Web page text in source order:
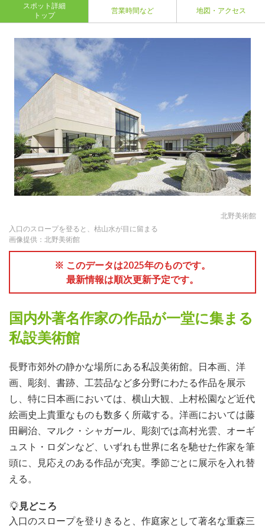
スポット詳細
トップ
営業時間など 地図・アクセス
北野美術館
入口のスロープを登ると、枯山水が目に留まる
画像提供：北野美術館
※ このデータは2025年のものです。
最新情報は順次更新予定です。
国内外著名作家の作品が一堂に集まる
私設美術館
長野市郊外の静かな場所にある私設美術館。日本画、洋
画、彫刻、書跡、工芸品など多分野にわたる作品を展示
し、特に日本画においては、横山大観、上村松園など近代
絵画史上貴重なものも数多く所蔵する。洋画においては藤
田嗣治、マルク・シャガール、彫刻では高村光雲、オーギ
ュスト・ロダンなど、いずれも世界に名を馳せた作家を筆
頭に、見応えのある作品が充実。季節ごとに展示を入れ替
える。
見どころ
入口のスロープを登りきると、作庭家として著名な重森三